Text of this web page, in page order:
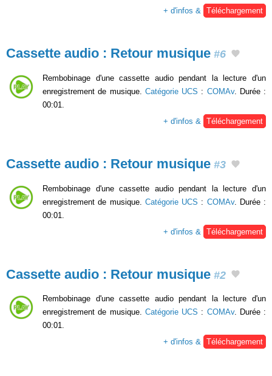
+ d'infos & Téléchargement
Cassette audio : Retour musique #6
Rembobinage d'une cassette audio pendant la lecture d'un
enregistrement de musique. Catégorie UCS : COMAv. Durée :
00:01.
+ d'infos & Téléchargement
Cassette audio : Retour musique #3
Rembobinage d'une cassette audio pendant la lecture d'un
enregistrement de musique. Catégorie UCS : COMAv. Durée :
00:01.
+ d'infos &
Téléchargement
Cassette audio : Retour musique #2
Rembobinage d'une cassette audio pendant la lecture d'un
enregistrement de musique. Catégorie UCS : COMAv. Durée :
00:01.
+ d'infos & Téléchargement